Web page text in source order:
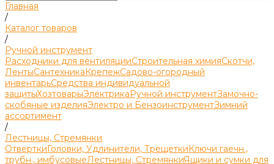
Главная
/
Каталог товаров
/
Ручной инструмент
Расходники для вентиляцииСтроительная химияСкотчи,
ЛентыСантехникаКрепежСадово-огородный
инвентарьСредства индивидуальной
защитыХозтоварыЭлектрикаРучной инструментЗамочно-
скобяные изделияЭлектро и БензоинструментЗимний
ассортимент
/
Лестницы, Стремянки
ОтверткиГоловки, Удлинители, ТрещеткиКлючи гаечн.,
трубн., имбусовыеЛестницы, СтремянкиЯщики и сумки для